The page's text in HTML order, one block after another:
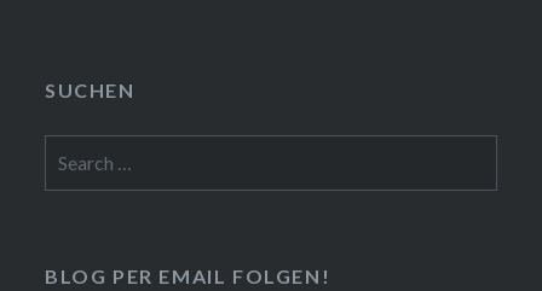
SUCHEN
for:
BLOG PER EMAIL FOLGEN!